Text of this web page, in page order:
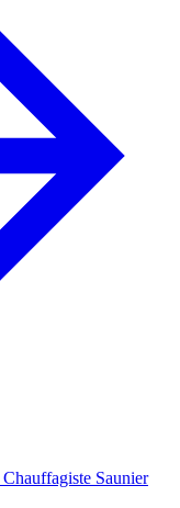
Chauffagiste Saunier